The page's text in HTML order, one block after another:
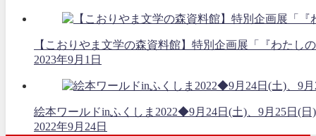
【こおりやま文学の森資料館】特別企画展「『わた
2023年9月1日
絵本ワールドinふくしま2022◆9月24日(土)、9月25日(日)
2022年9月24日